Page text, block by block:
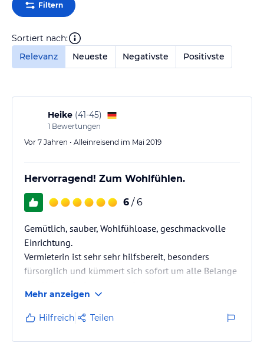
Filtern
Sortiert nach:
Relevanz
Neueste Negativste Positivste
Heike (41-45)
1 Bewertungen
Vor 7 Jahren • Alleinreisend im Mai 2019
Hervorragend! Zum Wohlfühlen.
6 / 6
Gemütlich, sauber, Wohlfühloase, geschmackvolle
Einrichtung.
Vermieterin ist sehr sehr hilfsbereit, besonders
fürsorglich und kümmert sich sofort um alle Belange
Ich komme auf jeden Fall wieder!
Mehr anzeigen
Hilfreich Teilen